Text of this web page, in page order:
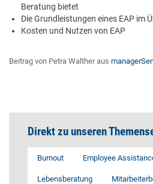
Beratung bietet
Die Grundleistungen eines EAP im
Kosten und Nutzen von EAP
Beitrag von Petra Walther aus
Direkt zu unseren
Burnout Employee
Lebensberatung